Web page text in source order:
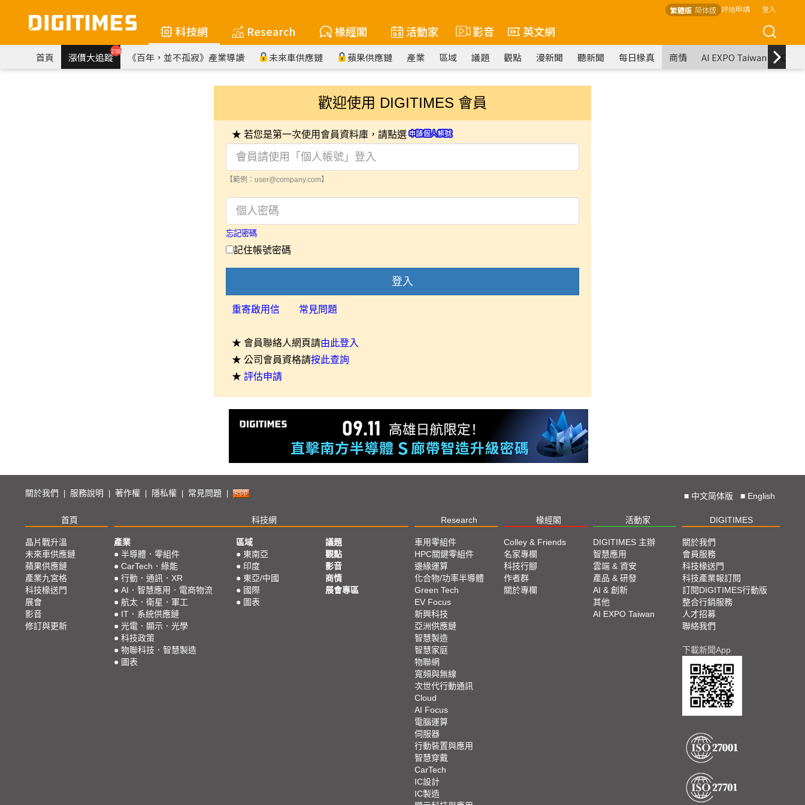
繁體版 简体版 評估申請 登入
科技網 Research 椽經閣 活動家 影音 英文網
首頁 漲價大追蹤259 《百年，並不孤寂》產業導讀 未來車供應鏈 蘋果供應鏈 產業 區域 議題 觀點 漫新聞 聽新聞 每日椽真 商情 AI EXPO Taiwan
歡迎使用 DIGITIMES 會員
★ 若您是第一次使用會員資料庫，請點選
【範例：user@company.com】
忘記密碼
記住帳號密碼
登入
重寄啟用信 常見問題
★ 會員聯絡人網頁請由此登入
★ 公司會員資格請按此查詢
★ 評估申請
關於我們 服務說明 著作權 隱私權 常見問題 ■ 中文简体版 ■ English
首頁 科技網 Research 椽經閣 活動家 DIGITIMES
晶片戰升溫
未來車供應鏈
蘋果供應鏈
產業九宮格
科技椽送門
展會
影音
修訂與更新
產業
● 半導體．零組件
● CarTech．綠能
● 行動．通訊．XR
● AI．智慧應用．電商物流
● 航太．衛星．軍工
● IT．系統供應鏈
● 光電．顯示．光學
● 科技政策
● 物聯科技．智慧製造
● 圖表
區域
● 東南亞
● 印度
● 東亞/中國
● 國際
● 圖表
議題
觀點
影音
商情
展會專區
車用零組件
HPC關鍵零組件
邊緣運算
化合物/功率半導體
Green Tech
EV Focus
新興科技
亞洲供應鏈
智慧製造
智慧家庭
物聯網
寬頻與無線
次世代行動通訊
Cloud
AI Focus
電腦運算
伺服器
行動裝置與應用
智慧穿戴
CarTech
IC設計
IC製造
Colley & Friends
名家專欄
科技行腳
作者群
關於專欄
DIGITIMES 主辦
智慧應用
雲端 & 資安
產品 & 研發
AI & 創新
其他
AI EXPO Taiwan
關於我們
會員服務
科技椽送門
科技產業報訂閱
訂閱DIGITIMES行動版
整合行銷服務
人才招募
聯絡我們
下載新聞App